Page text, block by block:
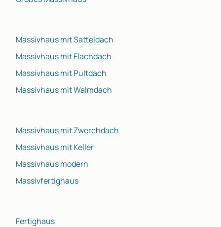
Massivhaus mit Satteldach
Massivhaus mit Flachdach
Massivhaus mit Pultdach
Massivhaus mit Walmdach
Massivhaus mit Zwerchdach
Massivhaus mit Keller
Massivhaus modern
Massivfertighaus
Fertighaus